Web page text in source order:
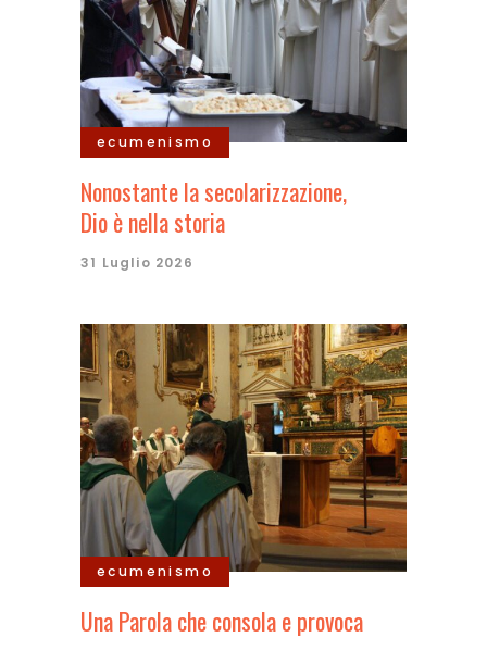
ecumenismo
Nonostante la secolarizzazione,
Dio è nella storia
31 Luglio 2026
ecumenismo
Una Parola che consola e provoca